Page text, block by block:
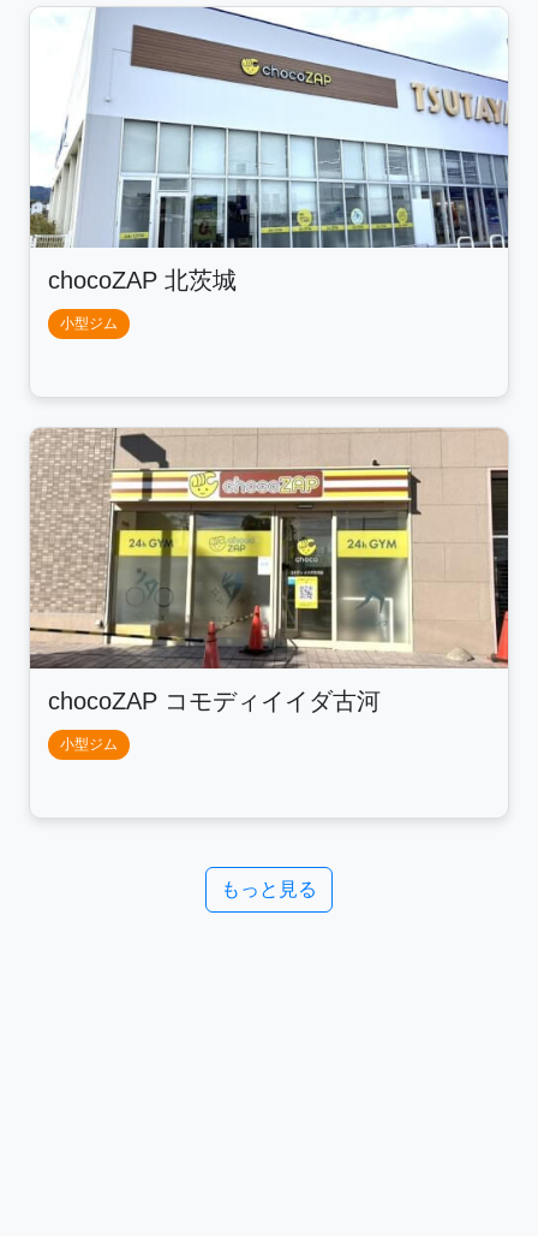
chocoZAP 北茨城
小型ジム
chocoZAP コモディイイダ古河
小型ジム
もっと見る